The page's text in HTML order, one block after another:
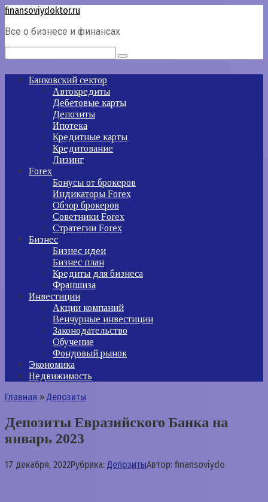
Перейти
контенту
finansoviydoktor.ru
Все о бизнесе и финансах
Банковский сектор
Автокредиты
Дебетовые карты
Депозиты
Ипотека
Кредитные карты
Кредитование
Лизинг
Forex
Бонусы от брокеров
Индикаторы Forex
Обзор брокеров
Советники Forex
Стратегии Forex
Бизнес
Бизнес идеи
Бизнес план
Кредиты для бизнеса
Франшиза
Инвестиции
Акции компаний
Венчурные инвестиции
Законодательство
Обучение
Фондовый рынок
Экономика
Недвижимость
Главная » Депозиты
Депозиты Евразийского Банка на
январь 2023
17 декабря, 2022Рубрика: ДепозитыАвтор: finansoviydo